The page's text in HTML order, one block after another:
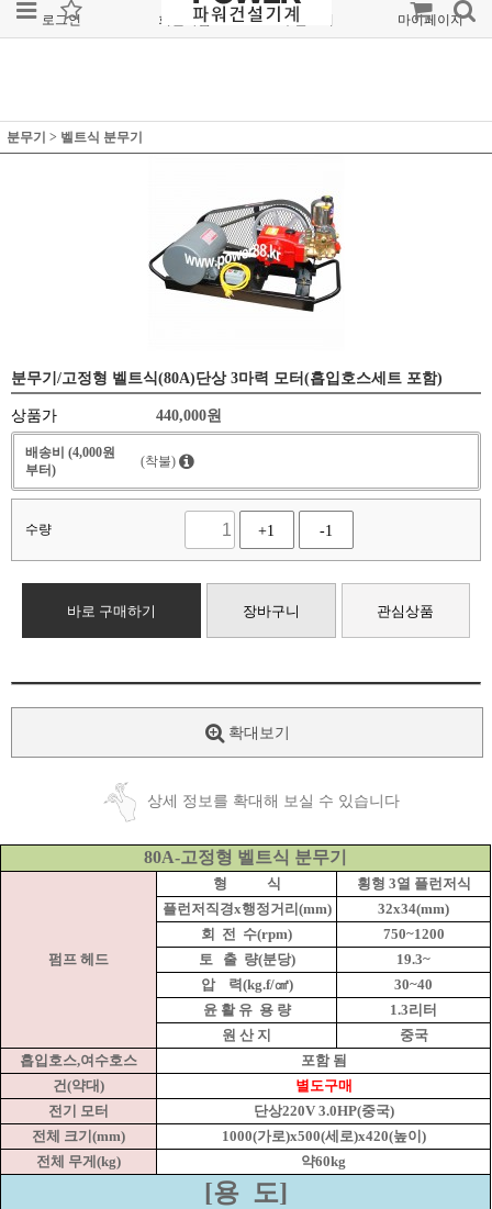
로그인 회원가입 주문조회 마이페이지
분무기 > 벨트식 분무기
분무기/고정형 벨트식(80A)단상 3마력 모터(흡입호스세트 포함)
상품가 440,000원
배송비 (4,000원
부터)
(착불)
수량 +1 -1
바로 구매하기 장바구니 관심상품
확대보기
상세 정보를 확대해 보실 수 있습니다
80A-고정형 벨트식 분무기
펌프 헤드
형 식
횡형 3열 플런저식
플런저직경x행정거리(mm)
32x34(mm)
회
전 수(rpm)
750~1200
토
출 량(분당)
19.3~
압
력(kg.f/㎠)
30~40
윤 활 유 용 량
1.3리터
원 산 지
중국
흡입호스,여수호스
포함 됨
건(약대)
별도구매
전기 모터
단상220V 3.0HP(중국)
전체 크기(mm)
1000(가로)x500(세로)x420(높이)
전체 무게(kg)
약60kg
[용 도]